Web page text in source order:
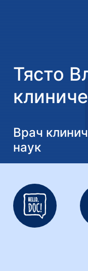
Тясто
Врач
наук